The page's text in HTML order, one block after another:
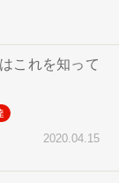
これを知って
2020.04.15